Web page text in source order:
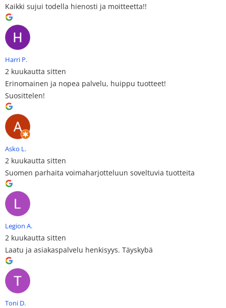
Kaikki sujui todella hienosti ja moitteetta!!
Harri P.
2 kuukautta sitten
Erinomainen ja nopea palvelu, huippu tuotteet!
Suosittelen!
Asko L.
2 kuukautta sitten
Suomen parhaita voimaharjotteluun soveltuvia tuotteita
Legion A.
2 kuukautta sitten
Laatu ja asiakaspalvelu henkisyys. Täyskybä
Toni D.